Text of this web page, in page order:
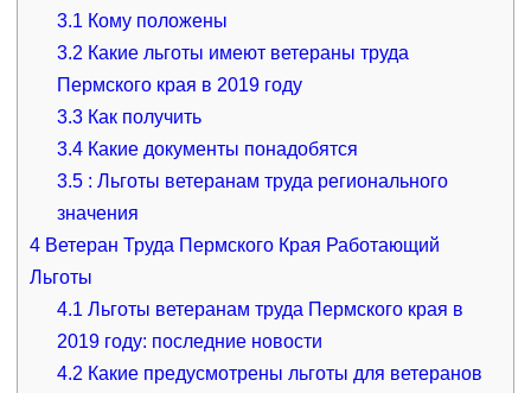
3.1 Кому положены
3.2 Какие льготы имеют ветераны труда
Пермского края в 2019 году
3.3 Как получить
3.4 Какие документы понадобятся
3.5 : Льготы ветеранам труда регионального
значения
4Ветеран Труда Пермского Края Работающий
Льготы
4.1 Льготы ветеранам труда Пермского края в
2019 году: последние новости
4.2 Какие предусмотрены льготы для ветеранов